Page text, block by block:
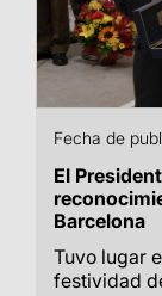
Fecha de
El
Barcelona
Tuvo lugar
festividad